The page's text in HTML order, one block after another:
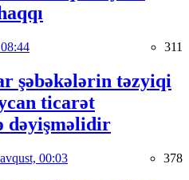
311
şəbəkələrin təzyiqi
ticarət
dəyişməlidir
00:03 378